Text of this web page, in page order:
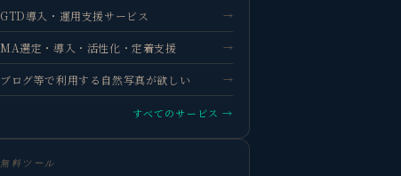
GTD導入・運用支援サービス →
MA選定・導入・活性化・定着支援 →
ブログ等で利用する自然写真が欲しい →
すべてのサービス →
無料ツール